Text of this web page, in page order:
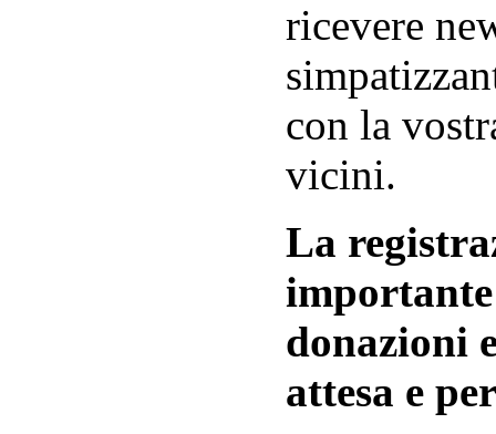
ricevere
con la
vicini.
La
donazioni
attesa e